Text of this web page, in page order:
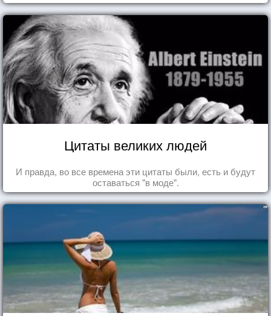
Цитаты великих людей
И правда, во все времена эти цитаты были, есть и будут
оставаться "в моде".